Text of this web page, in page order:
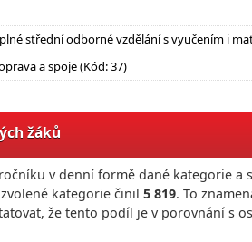
střední odborné vzdělání s vyučením i
a spoje (Kód: 37)
žáků
v denní formě dané kategorie a
kategorie činil 5 819. To
že tento podíl je v porovnání s